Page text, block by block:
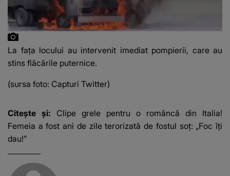
La fața locului au intervenit imediat pompierii, care au
stins flăcările puternice.
(sursa foto: Capturi Twitter)
Citește și: Clipe grele pentru o româncă din Italia!
Femeia a fost ani de zile terorizată de fostul soț: „Foc îți
dau!”